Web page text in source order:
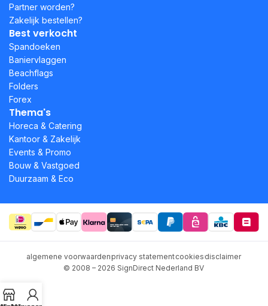
Partner worden?
Zakelijk bestellen?
Best verkocht
Spandoeken
Baniervlaggen
Beachflags
Folders
Forex
Thema's
Horeca & Catering
Kantoor & Zakelijk
Events & Promo
Bouw & Vastgoed
Duurzaam & Eco
algemene voorwaardenprivacy statementcookiesdisclaimer
© 2008 – 2026 SignDirect Nederland BV